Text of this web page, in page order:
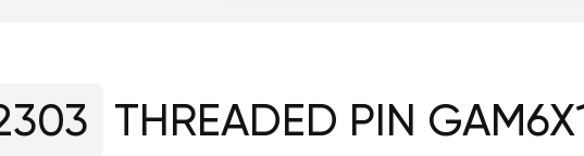
THREADED PIN